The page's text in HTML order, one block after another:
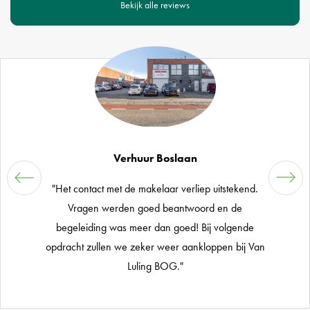
Bekijk alle reviews
Verhuur Boslaan
"Het contact met de makelaar verliep uitstekend.
Vragen werden goed beantwoord en de
begeleiding was meer dan goed! Bij volgende
opdracht zullen we zeker weer aankloppen bij Van
Luling BOG."